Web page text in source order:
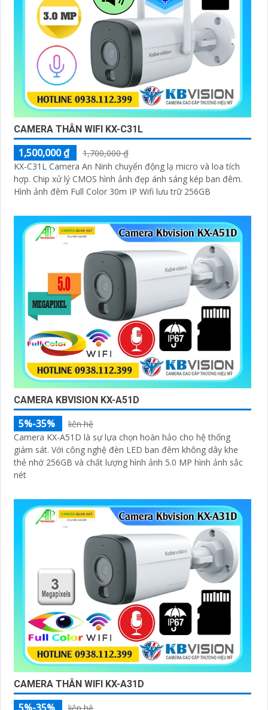
CAMERA THÂN WIFI KX-C31L
1,500,000 ₫
1,700,000 ₫
KX-C31L Camera An Ninh chuyển động lạ micro và loa tích
hợp. Chip xử lý CMOS hình ảnh đẹp ánh sáng kép ban đêm.
Hình ảnh đêm Full Color 30m IP Wifi lưu trữ 256GB
CAMERA KBVISION KX-A51D
5%-35%
liên hệ
Camera KX-A51D là sự lựa chọn hoàn hảo cho hệ thống
giám sát. Với công nghệ đèn LED ban đêm không dây khe
thẻ nhớ 256GB và chất lượng hình ảnh 5.0 MP hình ảnh sắc
nét
CAMERA THÂN WIFI KX-A31D